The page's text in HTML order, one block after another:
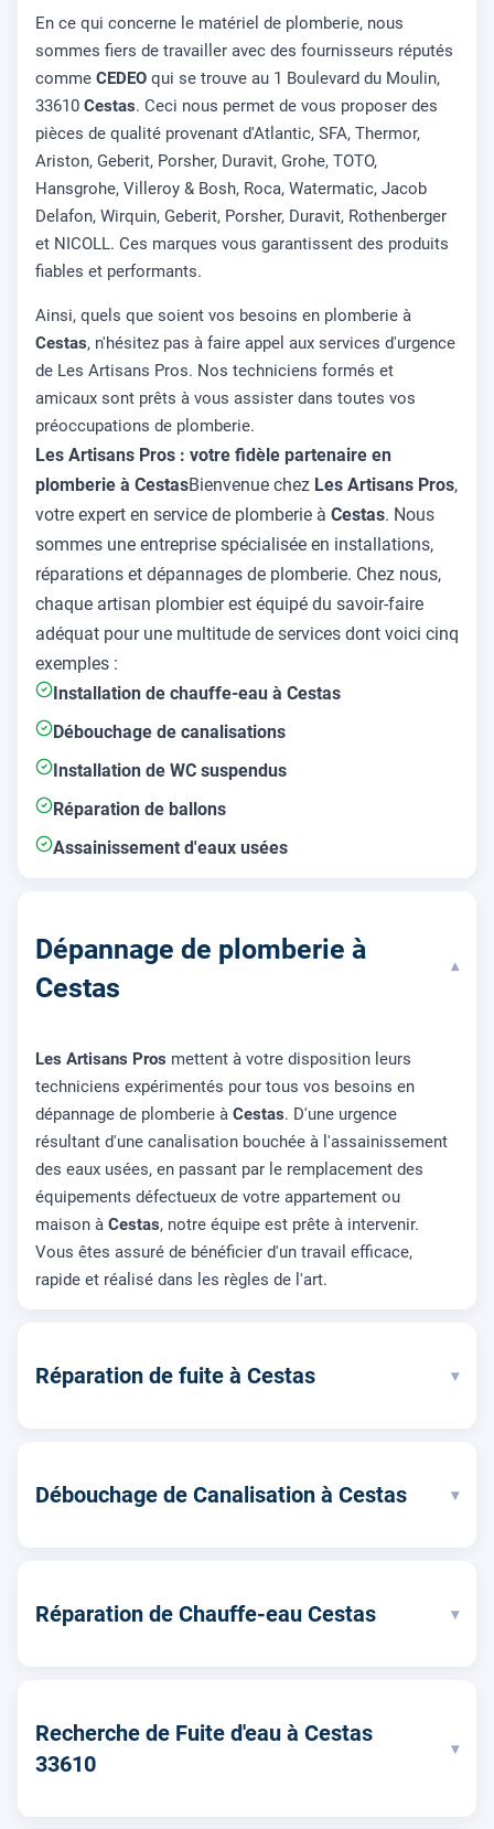
En ce qui concerne le matériel de plomberie, nous
sommes fiers de travailler avec des fournisseurs réputés
comme CEDEO qui se trouve au 1 Boulevard du Moulin,
33610 Cestas. Ceci nous permet de vous proposer des
pièces de qualité provenant d'Atlantic, SFA, Thermor,
Ariston, Geberit, Porsher, Duravit, Grohe, TOTO,
Hansgrohe, Villeroy & Bosh, Roca, Watermatic, Jacob
Delafon, Wirquin, Geberit, Porsher, Duravit, Rothenberger
et NICOLL. Ces marques vous garantissent des produits
fiables et performants.
Ainsi, quels que soient vos besoins en plomberie à
Cestas, n'hésitez pas à faire appel aux services d'urgence
de Les Artisans Pros. Nos techniciens formés et
amicaux sont prêts à vous assister dans toutes vos
préoccupations de plomberie.
Les Artisans Pros : votre fidèle partenaire en
plomberie à CestasBienvenue chez Les Artisans Pros,
votre expert en service de plomberie à Cestas. Nous
sommes une entreprise spécialisée en installations,
réparations et dépannages de plomberie. Chez nous,
chaque artisan plombier est équipé du savoir-faire
adéquat pour une multitude de services dont voici cinq
exemples :
Installation de chauffe-eau à Cestas
Débouchage de canalisations
Installation de WC suspendus
Réparation de ballons
Assainissement d'eaux usées
Dépannage de plomberie à
Cestas
▾
Les Artisans Pros mettent à votre disposition leurs
techniciens expérimentés pour tous vos besoins en
dépannage de plomberie à Cestas. D'une urgence
résultant d'une canalisation bouchée à l'assainissement
des eaux usées, en passant par le remplacement des
équipements défectueux de votre appartement ou
maison à Cestas, notre équipe est prête à intervenir.
Vous êtes assuré de bénéficier d'un travail efficace,
rapide et réalisé dans les règles de l'art.
Réparation de fuite à Cestas ▾
Débouchage de Canalisation à Cestas ▾
Réparation de Chauffe-eau Cestas ▾
Recherche de Fuite d'eau à Cestas
33610
▾